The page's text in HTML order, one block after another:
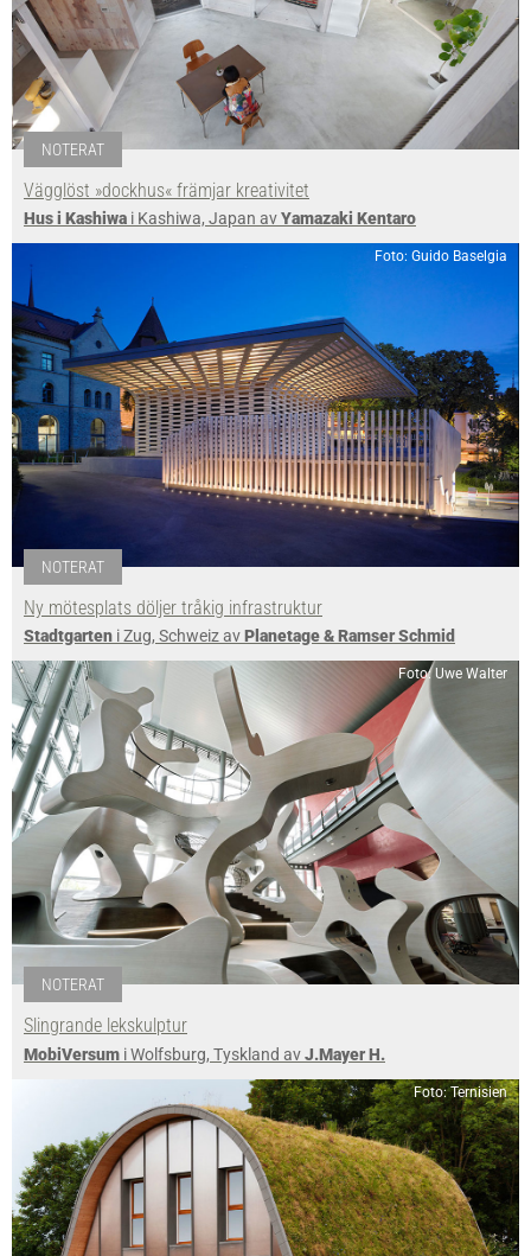
NOTERAT
Vägglöst »dockhus« främjar kreativitet
Hus i Kashiwa i Kashiwa, Japan avYamazaki Kentaro
Foto: Guido Baselgia
NOTERAT
Ny mötesplats döljer tråkig infrastruktur
Stadtgarten i Zug, Schweiz avPlanetage & Ramser Schmid
Foto: Uwe Walter
NOTERAT
Slingrande lekskulptur
MobiVersum i Wolfsburg, Tyskland avJ.Mayer H.
Foto: Ternisien